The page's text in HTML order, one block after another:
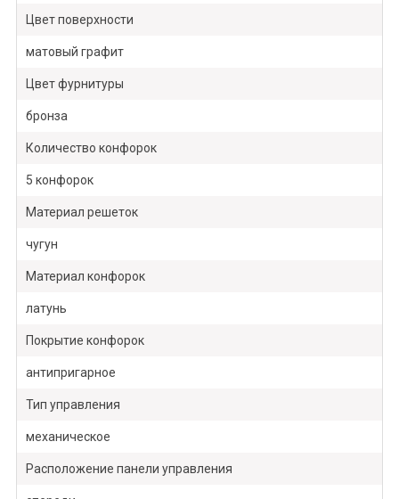
Цвет поверхности
матовый графит
Цвет фурнитуры
бронза
Количество конфорок
5 конфорок
Материал решеток
чугун
Материал конфорок
латунь
Покрытие конфорок
антипригарное
Тип управления
механическое
Расположение панели управления